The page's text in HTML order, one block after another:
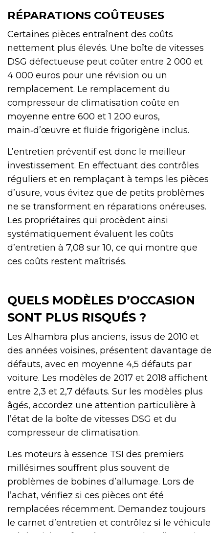
RÉPARATIONS COÛTEUSES
Certaines pièces entraînent des coûts
nettement plus élevés. Une boîte de vitesses
DSG défectueuse peut coûter entre 2 000 et
4 000 euros pour une révision ou un
remplacement. Le remplacement du
compresseur de climatisation coûte en
moyenne entre 600 et 1 200 euros,
main‑d’œuvre et fluide frigorigène inclus.
L’entretien préventif est donc le meilleur
investissement. En effectuant des contrôles
réguliers et en remplaçant à temps les pièces
d’usure, vous évitez que de petits problèmes
ne se transforment en réparations onéreuses.
Les propriétaires qui procèdent ainsi
systématiquement évaluent les coûts
d’entretien à 7,08 sur 10, ce qui montre que
ces coûts restent maîtrisés.
QUELS MODÈLES D’OCCASION
SONT PLUS RISQUÉS ?
Les Alhambra plus anciens, issus de 2010 et
des années voisines, présentent davantage de
défauts, avec en moyenne 4,5 défauts par
voiture. Les modèles de 2017 et 2018 affichent
entre 2,3 et 2,7 défauts. Sur les modèles plus
âgés, accordez une attention particulière à
l’état de la boîte de vitesses DSG et du
compresseur de climatisation.
Les moteurs à essence TSI des premiers
millésimes souffrent plus souvent de
problèmes de bobines d’allumage. Lors de
l’achat, vérifiez si ces pièces ont été
remplacées récemment. Demandez toujours
le carnet d’entretien et contrôlez si le véhicule